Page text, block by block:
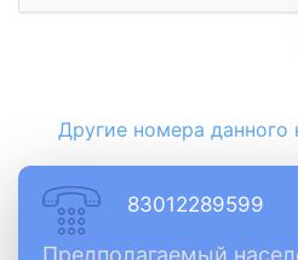
Другие номера данного
83012289599
Предполагаемый